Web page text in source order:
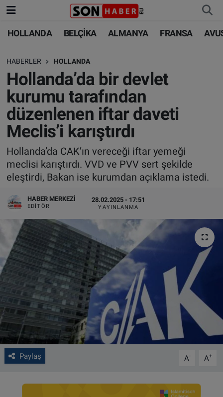
HOLLANDA BELÇİKA ALMANYA FRANSA
HABERLER HOLLANDA
Hollanda’da bir devlet
kurumu tarafından
düzenlenen iftar daveti
Meclis’i karıştırdı
Hollanda’da CAK’ın vereceği iftar yemeği
meclisi karıştırdı. VVD ve PVV sert şekilde
eleştirdi, Bakan ise kurumdan açıklama istedi.
HABER MERKEZI
EDITÖR
28.02.2025 - 17:51
YAYINLANMA
Paylaş A- A+
HOLLANDA
BELÇİKA
ALMANYA
FRANSA
AVUSTURYA
SAĞLIK - YAŞAM
HOLLANDA
BELÇİKA
ALMANYA
TÜRKİYE
DÜNYA
BİLİM-TEKNOLOJİ
VIDEO GALERİ
ALGEMENE VOORWAARDEN
CONTACT
Çerez Politikası
Nöbetçi Eczaneler
Hava Durumu
Trafik Durumu
Süper Lig Puan Durumu ve Fikstür
Tüm Manşetler
Son Dakika Haberleri